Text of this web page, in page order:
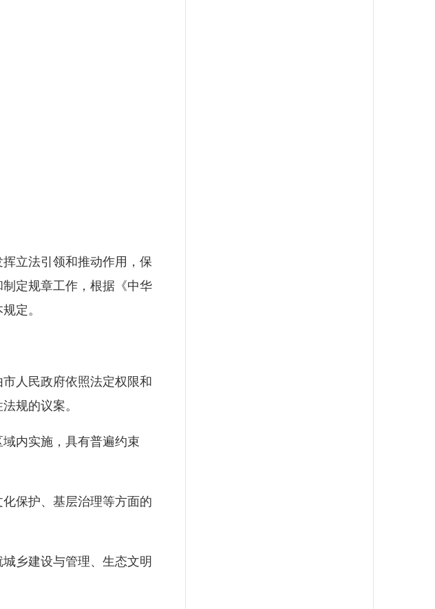
立法引领和推动作用，保
定规章工作，根据《中华
定。
人民政府依照法定权限和
规的议案。
内实施，具有普遍约束
保护、基层治理等方面的
乡建设与管理、生态文明